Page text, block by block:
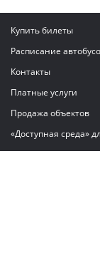
Купить билеты
Расписание
Контакты
Платные услуги
Продажа объектов
«Доступная среда»